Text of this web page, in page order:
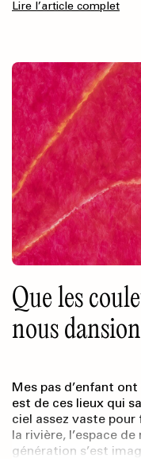
Lire l’article complet
Que les
nous
Mes pas d’enfant
est de ces lieux qui
ciel assez vaste
la rivière, l’espace
génération s’est